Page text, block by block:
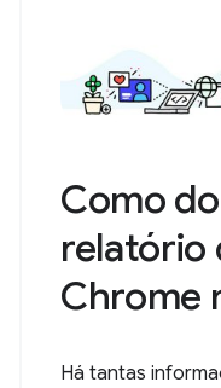
Como
relatório
Chrome
Há tantas